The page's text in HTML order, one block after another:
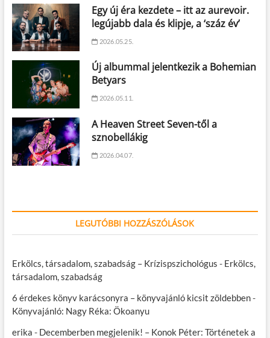
Egy új éra kezdete – itt az aurevoir.
legújabb dala és klipje, a ‘száz év’
2026.05.25.
Új albummal jelentkezik a Bohemian
Betyars
2026.05.11.
A Heaven Street Seven-től a
sznobellákig
2026.04.07.
LEGUTÓBBI HOZZÁSZÓLÁSOK
Erkölcs, társadalom, szabadság – Krízispszichológus - Erkölcs,
társadalom, szabadság
6 érdekes könyv karácsonyra – könyvajánló kicsit zöldebben-
Könyvajánló: Nagy Réka: Ökoanyu
erika - Decemberben megjelenik! – Konok Péter: Történetek a